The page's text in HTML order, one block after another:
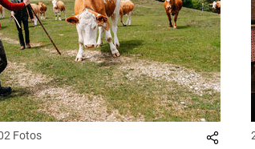
Fotos